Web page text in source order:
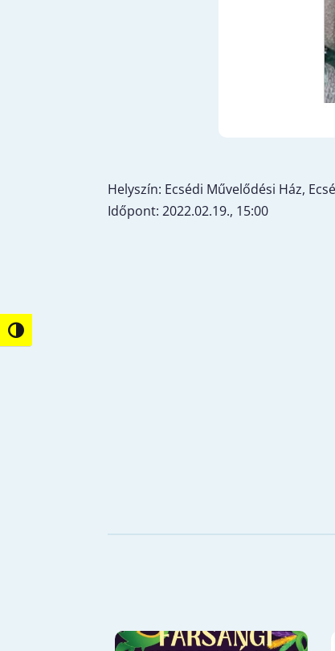
Nagy kontraszt váltása
Helyszín: Ecsédi Művelődési Ház,
Időpont: 2022.02.19., 15:00